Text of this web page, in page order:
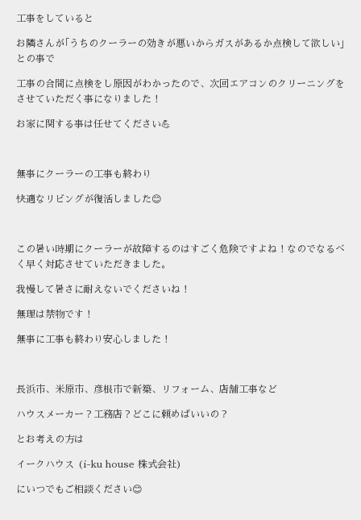
工事をしていると
お隣さんが｢うちのクーラーの効きが悪いからガスがあるか点検して欲しい｣
との事で
工事の合間に点検をし原因がわかったので、次回エアコンのクリーニングを
させていただく事になりました！
お家に関する事は任せてください💪
無事にクーラーの工事も終わり
快適なリビングが復活しました😊
この暑い時期にクーラーが故障するのはすごく危険ですよね！なのでなるべ
く早く対応させていただきました。
我慢して暑さに耐えないでくださいね！
無理は禁物です！
無事に工事も終わり安心しました！
長浜市、米原市、彦根市で新築、リフォーム、店舗工事など
ハウスメーカー？工務店？どこに頼めばいいの？
とお考えの方は
イークハウス (i-ku house 株式会社)
にいつでもご相談ください😊